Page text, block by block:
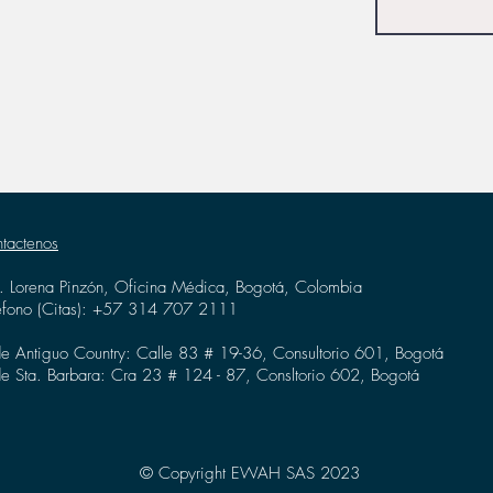
Lorena Pinzón, Oficina Médica, Bogotá, Colombia
(Citas): +57 314 707 2111
Antiguo Country: Calle 83 # 19-36, Consultorio 601, Bogotá
Sta. Barbara: Cra 23 # 124 - 87, Consltorio 602, Bogotá
© Copyright EWAH SAS 2023